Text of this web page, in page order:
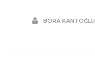
BORA KANTOĞLU